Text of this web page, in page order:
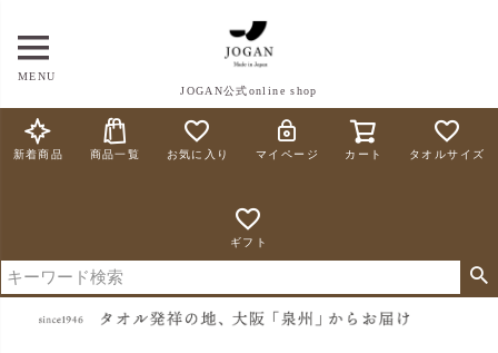
MENU
JOGAN公式online shop
新着商品 商品一覧 お気に入り マイページ カート タオルサイズ
ギフト